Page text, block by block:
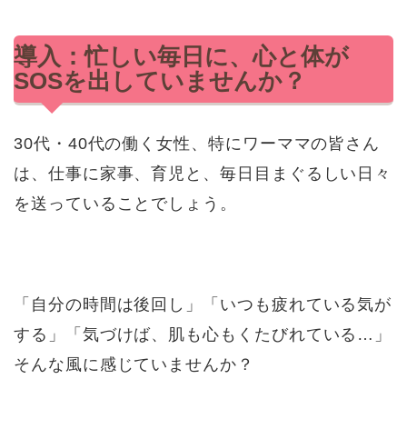
導入：忙しい毎日に、心と体が
SOSを出していませんか？
30代・40代の働く女性、特にワーママの皆さん
は、仕事に家事、育児と、毎日目まぐるしい日々
を送っていることでしょう。
「自分の時間は後回し」「いつも疲れている気が
する」「気づけば、肌も心もくたびれている…」
そんな風に感じていませんか？